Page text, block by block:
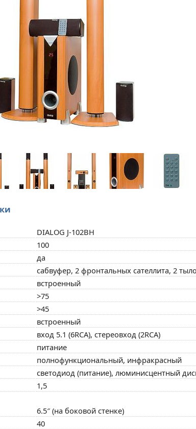
DIALOG J-102BH
100
да
сабвуфер, 2 фронтальных сателлита, 2
встроенный
>75
>45
встроенный
вход 5.1 (6RCA), стереовход (2RCA)
питание
полнофункциональный, инфракрасный
светодиод (питание), люминисцентный
1,5
6.5″ (на боковой стенке)
40